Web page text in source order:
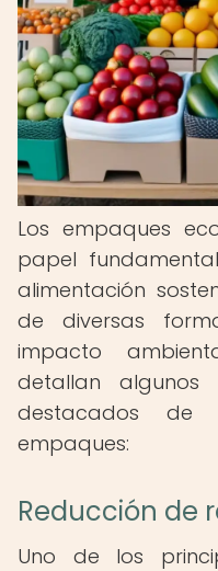
Los empaques
papel
alimentación
de diversas
impacto
detallan
destacados
empaques:
Reducción de
Uno de los